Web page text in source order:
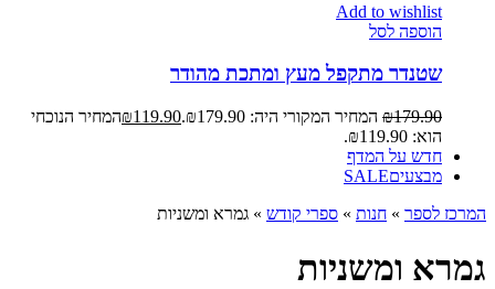
Add to wishlist
הוספה לסל
שטנדר מתקפל מעץ ומתכת מהודר
₪179.90 המחיר המקורי היה: ₪179.90. ₪119.90
המחיר הנוכחי
הוא: ₪119.90.
חדש על המדף
מבצעיםSALE
המרכז לספר » חנות » ספרי קודש » גמרא ומשניות
גמרא ומשניות